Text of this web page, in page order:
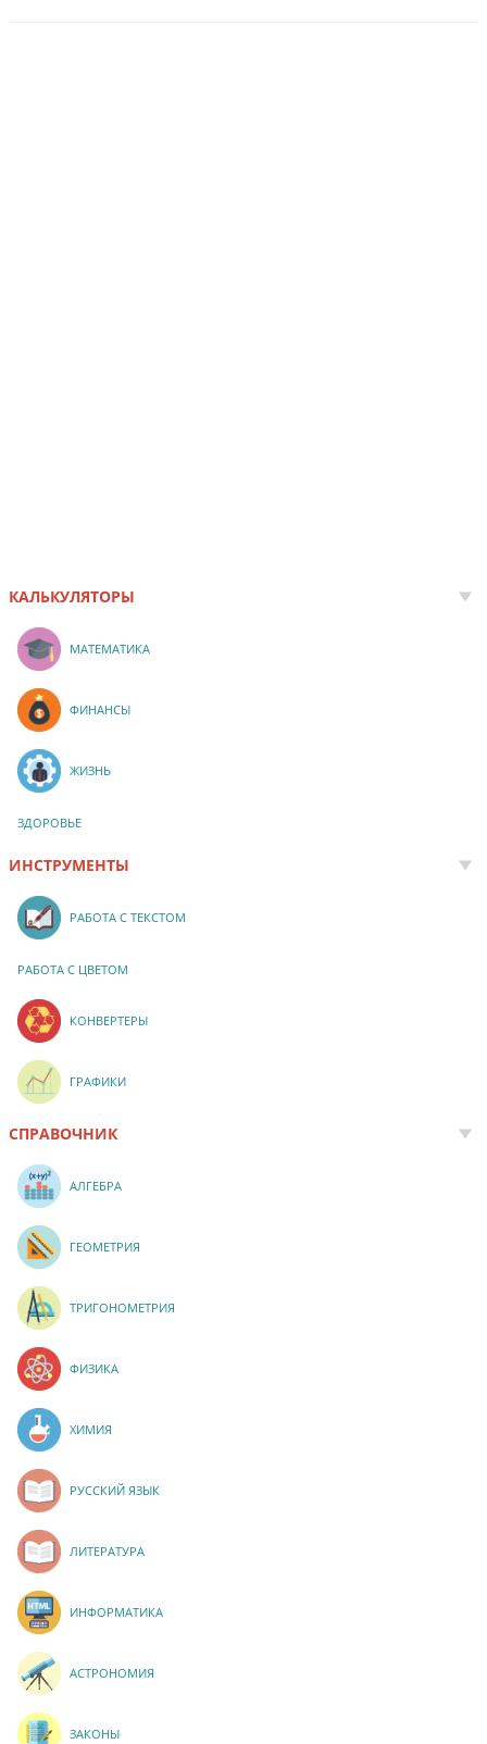
КАЛЬКУЛЯТОРЫ
МАТЕМАТИКА
ФИНАНСЫ
ЖИЗНЬ
ЗДОРОВЬЕ
ИНСТРУМЕНТЫ
РАБОТА С ТЕКСТОМ
РАБОТА С ЦВЕТОМ
КОНВЕРТЕРЫ
ГРАФИКИ
СПРАВОЧНИК
АЛГЕБРА
ГЕОМЕТРИЯ
ТРИГОНОМЕТРИЯ
ФИЗИКА
ХИМИЯ
РУССКИЙ ЯЗЫК
ЛИТЕРАТУРА
ИНФОРМАТИКА
АСТРОНОМИЯ
ЗАКОНЫ